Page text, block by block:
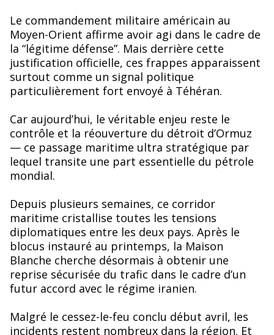
Le commandement militaire américain au
Moyen-Orient affirme avoir agi dans le cadre de
la “légitime défense”. Mais derrière cette
justification officielle, ces frappes apparaissent
surtout comme un signal politique
particulièrement fort envoyé à Téhéran.
Car aujourd’hui, le véritable enjeu reste le
contrôle et la réouverture du détroit d’Ormuz
— ce passage maritime ultra stratégique par
lequel transite une part essentielle du pétrole
mondial.
Depuis plusieurs semaines, ce corridor
maritime cristallise toutes les tensions
diplomatiques entre les deux pays. Après le
blocus instauré au printemps, la Maison
Blanche cherche désormais à obtenir une
reprise sécurisée du trafic dans le cadre d’un
futur accord avec le régime iranien.
Malgré le cessez-le-feu conclu début avril, les
incidents restent nombreux dans la région. Et